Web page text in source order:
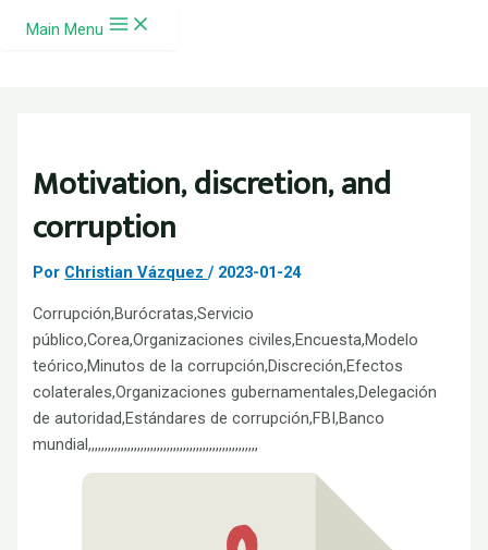
Ir al contenido
Main Menu
Motivation, discretion, and
corruption
Por Christian Vázquez/ 2023-01-24
Corrupción,Burócratas,Servicio
público,Corea,Organizaciones civiles,Encuesta,Modelo
teórico,Minutos de la corrupción,Discreción,Efectos
colaterales,Organizaciones gubernamentales,Delegación
de autoridad,Estándares de corrupción,FBI,Banco
mundial,,,,,,,,,,,,,,,,,,,,,,,,,,,,,,,,,,,,,,,,,,,,,,,,,,,,